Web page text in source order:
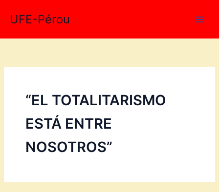
UFE-Pérou
“EL TOTALITARISMO
ESTÁ ENTRE
NOSOTROS”